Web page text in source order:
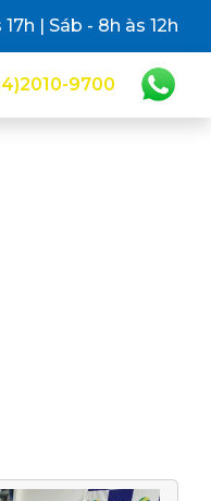
| Sáb - 8h às 12h
9700